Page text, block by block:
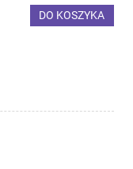
DO KOSZYKA